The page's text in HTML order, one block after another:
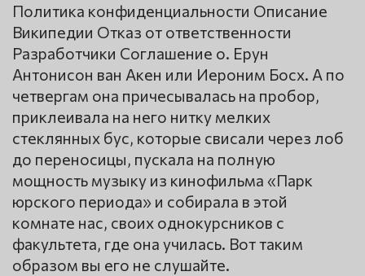
Политика конфиденциальности Описание
Википедии Отказ от ответственности
Разработчики Соглашение о. Ерун
Антонисон ван Акен или Иероним Босх. А по
четвергам она причесывалась на пробор,
приклеивала на него нитку мелких
стеклянных бус, которые свисали через лоб
до переносицы, пускала на полную
мощность музыку из кинофильма «Парк
юрского периода» и собирала в этой
комнате нас, своих однокурсников с
факультета, где она училась. Вот таким
образом вы его не слушайте.